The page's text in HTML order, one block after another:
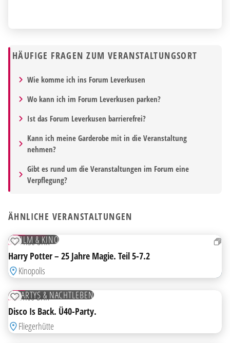
HÄUFIGE FRAGEN ZUM VERANSTALTUNGSORT
Wie komme ich ins Forum Leverkusen
Wo kann ich im Forum Leverkusen parken?
Ist das Forum Leverkusen barrierefrei?
Kann ich meine Garderobe mit in die Veranstaltung
nehmen?
Gibt es rund um die Veranstaltungen im Forum eine
Verpflegung?
ÄHNLICHE VERANSTALTUNGEN
30
FILM & KINO
ZUR MERKLISTE HINZUFÜGEN
SO11:30 UHR
Harry Potter – 25 Jahre Magie. Teil 5-7.2
Kinopolis
22
PARTYS & NACHTLEBEN
ZUR MERKLISTE HINZUFÜGEN
SA21:00 UHR
Disco Is Back. Ü40-Party.
Fliegerhütte
BIS
08